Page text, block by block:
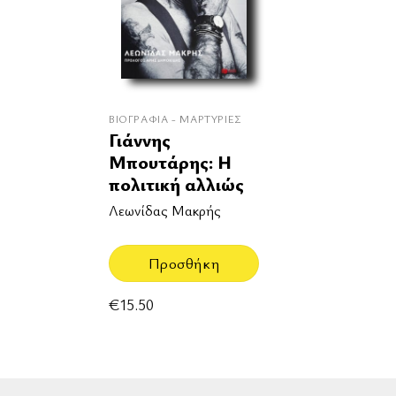
ΒΙΟΓΡΑΦΊΑ - ΜΑΡΤΥΡΊΕΣ
Γιάννης
Μπουτάρης: Η
πολιτική αλλιώς
Λεωνίδας Μακρής
Προσθήκη
€15.50